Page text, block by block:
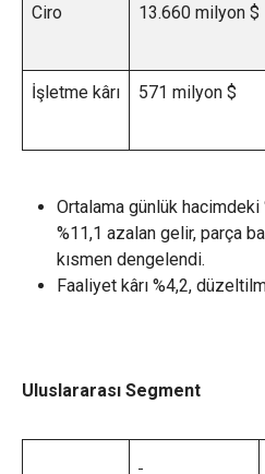
Ciro 13.660 milyon $
İşletme kârı 571 milyon $
Ortalama günlük
%11,1 azalan gelir, parça
kısmen dengelendi.
Faaliyet kârı %4,2,
Uluslararası Segment